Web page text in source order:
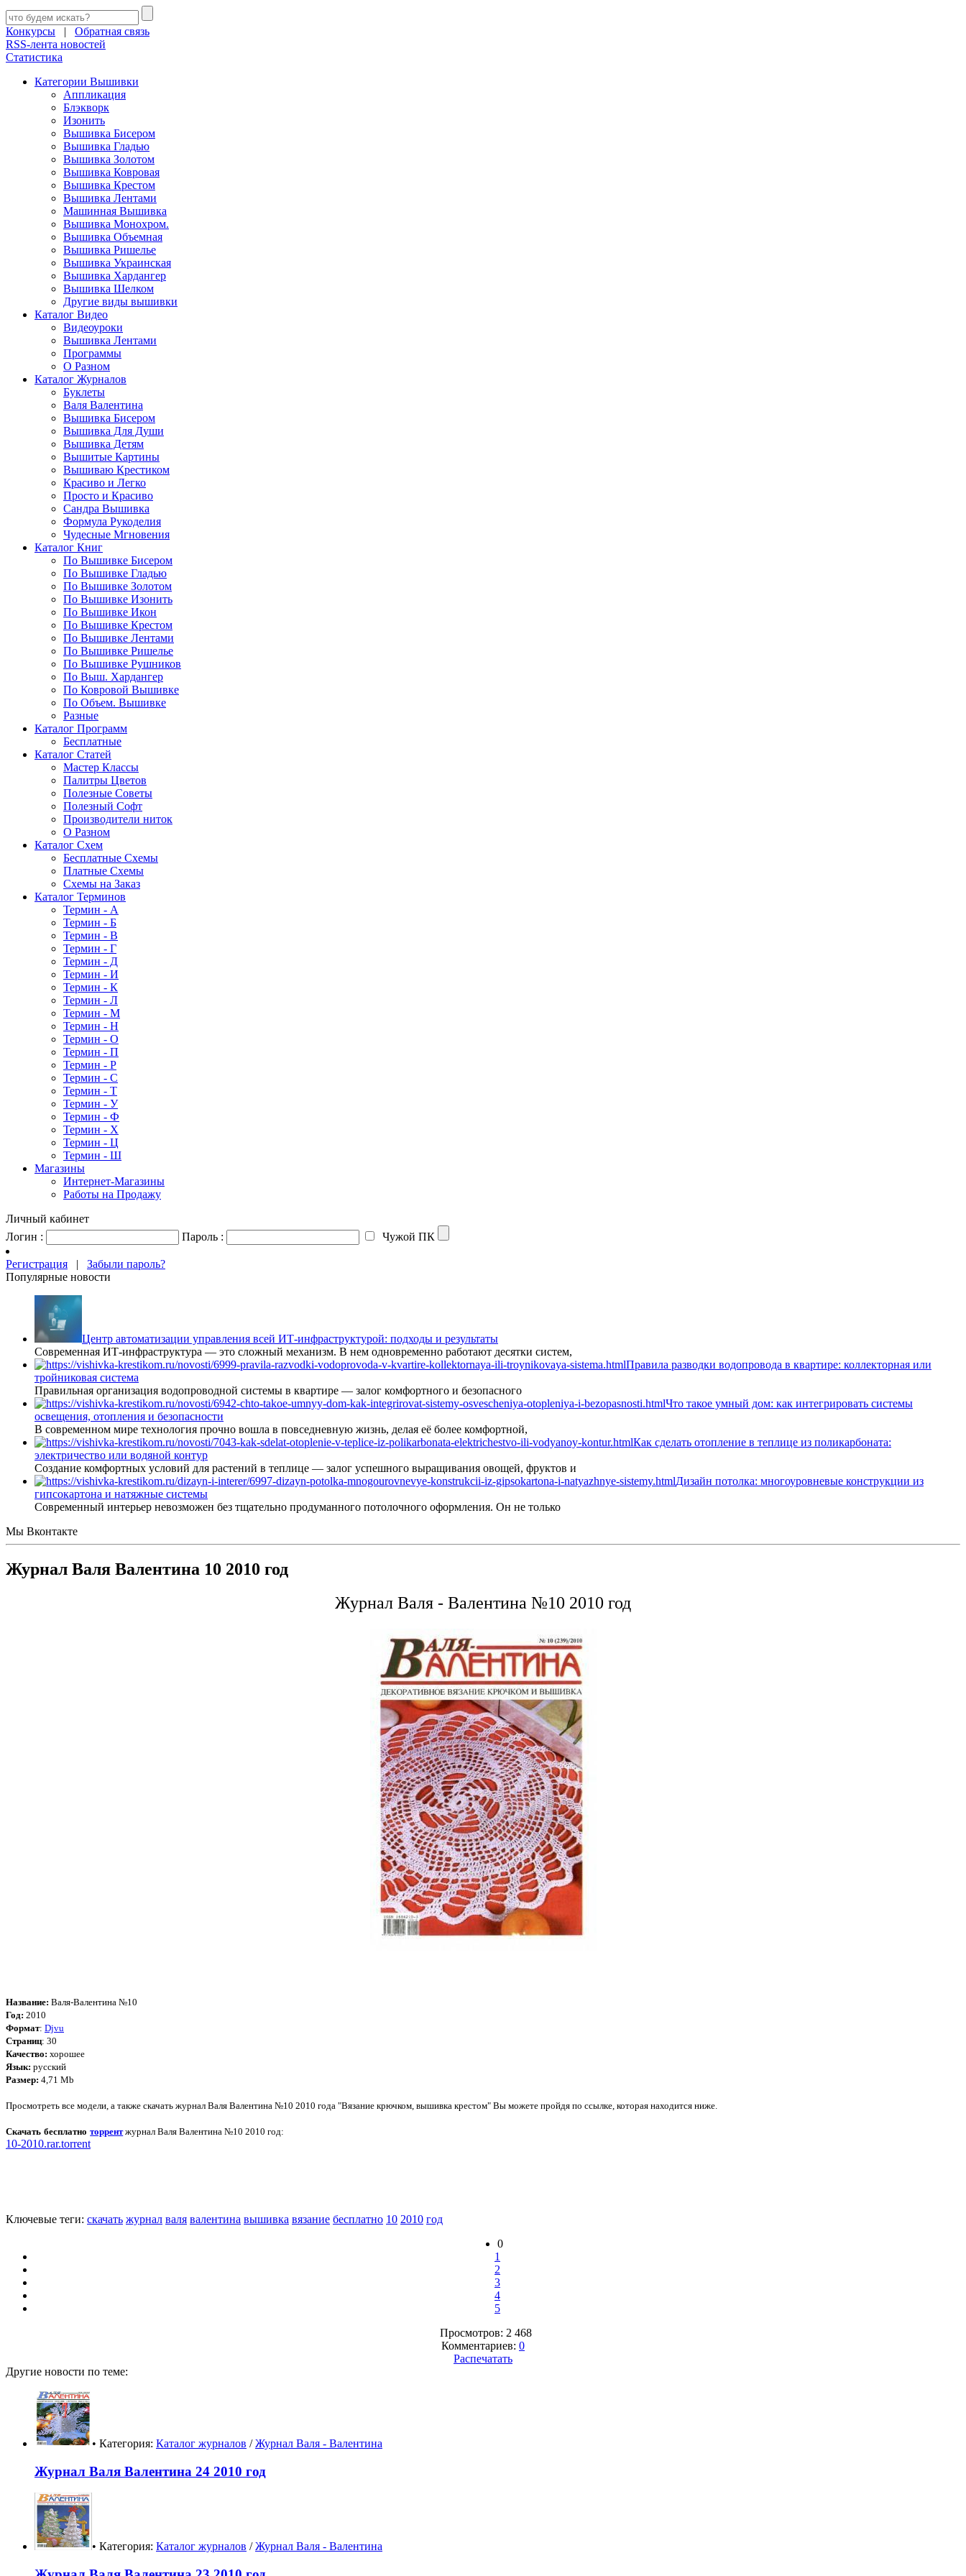
Конкурсы | Обратная связь
RSS-лента новостей
Статистика
Категории Вышивки
Аппликация
Блэкворк
Изонить
Вышивка Бисером
Вышивка Гладью
Вышивка Золотом
Вышивка Ковровая
Вышивка Крестом
Вышивка Лентами
Машинная Вышивка
Вышивка Монохром.
Вышивка Объемная
Вышивка Ришелье
Вышивка Украинская
Вышивка Хардангер
Вышивка Шелком
Другие виды вышивки
Каталог Видео
Видеоуроки
Вышивка Лентами
Программы
О Разном
Каталог Журналов
Буклеты
Валя Валентина
Вышивка Бисером
Вышивка Для Души
Вышивка Детям
Вышитые Картины
Вышиваю Крестиком
Красиво и Легко
Просто и Красиво
Сандра Вышивка
Формула Рукоделия
Чудесные Мгновения
Каталог Книг
По Вышивке Бисером
По Вышивке Гладью
По Вышивке Золотом
По Вышивке Изонить
По Вышивке Икон
По Вышивке Крестом
По Вышивке Лентами
По Вышивке Ришелье
По Вышивке Рушников
По Выш. Хардангер
По Ковровой Вышивке
По Объем. Вышивке
Разные
Каталог Программ
Бесплатные
Каталог Статей
Мастер Классы
Палитры Цветов
Полезные Советы
Полезный Софт
Производители ниток
О Разном
Каталог Схем
Бесплатные Схемы
Платные Схемы
Схемы на Заказ
Каталог Терминов
Термин - А
Термин - Б
Термин - В
Термин - Г
Термин - Д
Термин - И
Термин - К
Термин - Л
Термин - М
Термин - Н
Термин - О
Термин - П
Термин - Р
Термин - С
Термин - Т
Термин - У
Термин - Ф
Термин - Х
Термин - Ц
Термин - Ш
Магазины
Интернет-Магазины
Работы на Продажу
Личный кабинет
Логин :
Пароль : Чужой ПК
Регистрация | Забыли пароль?
Популярные новости
Центр автоматизации управления всей ИТ-инфраструктурой: подходы и результаты
Современная ИТ-инфраструктура — это сложный механизм. В нем одновременно работают десятки систем,
Правила разводки водопровода в квартире: коллекторная или
тройниковая система
Правильная организация водопроводной системы в квартире — залог комфортного и безопасного
Что такое умный дом: как интегрировать системы
освещения, отопления и безопасности
В современном мире технология прочно вошла в повседневную жизнь, делая её более комфортной,
Как сделать отопление в теплице из поликарбоната:
электричество или водяной контур
Создание комфортных условий для растений в теплице — залог успешного выращивания овощей, фруктов и
Дизайн потолка: многоуровневые конструкции из
гипсокартона и натяжные системы
Современный интерьер невозможен без тщательно продуманного потолочного оформления. Он не только
Мы Вконтакте
Журнал Валя Валентина 10 2010 год
Журнал Валя - Валентина №10 2010 год
Название: Валя-Валентина №10
Год: 2010
Формат: Djvu
Страниц: 30
Качество: хорошее
Язык: русский
Размер: 4,71 Mb
Просмотреть все модели, а также скачать журнал Валя Валентина №10 2010 года "Вязание крючком, вышивка крестом" Вы можете пройдя по ссылке, которая находится ниже.
Скачать бесплатноторрентжурнал Валя Валентина №10 2010 год:
10-2010.rar.torrent
Ключевые теги: скачать журнал валя валентина вышивка вязание бесплатно 10 2010 год
0
1
2
3
4
5
Просмотров: 2 468
Комментариев: 0
Распечатать
Другие новости по теме:
• Категория: Каталог журналов /Журнал Валя - Валентина
Журнал Валя Валентина 24 2010 год
• Категория: Каталог журналов /Журнал Валя - Валентина